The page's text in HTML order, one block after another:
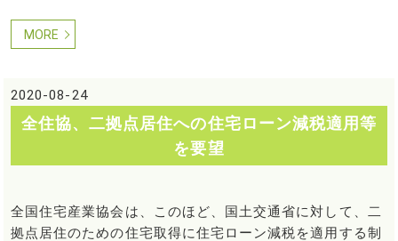
MORE
2020-08-24
全住協、二拠点居住への住宅ローン減税適用等
を要望
全国住宅産業協会は、このほど、国土交通省に対して、二
拠点居住のための住宅取得に住宅ローン減税を適用する制